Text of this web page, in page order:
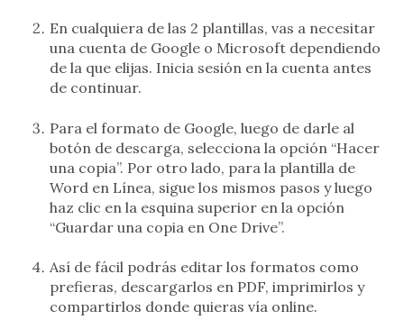
En cualquiera de las 2 plantillas, vas a necesitar
una cuenta de Google o Microsoft dependiendo
de la que elijas. Inicia sesión en la cuenta antes
de continuar.
Para el formato de Google, luego de darle al
botón de descarga, selecciona la opción “Hacer
una copia”. Por otro lado, para la plantilla de
Word en Línea, sigue los mismos pasos y luego
haz clic en la esquina superior en la opción
“Guardar una copia en One Drive”.
Así de fácil podrás editar los formatos como
prefieras, descargarlos en PDF, imprimirlos y
compartirlos donde quieras vía online.